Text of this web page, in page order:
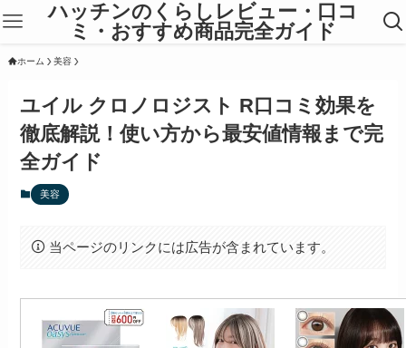
ハッチンのくらしレビュー・口コ
ミ・おすすめ商品完全ガイド
ホーム 美容
ユイル クロノロジスト R口コミ効果を
徹底解説！使い方から最安値情報まで完
全ガイド
美容
当ページのリンクには広告が含まれています。